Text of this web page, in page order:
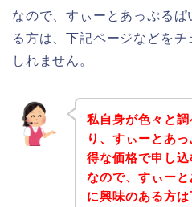
なので、すぃーとあっぷる
る方は、下記ページなどを
しれません。
私自身が色々と
り、すぃーとあ
得な価格で申し
なので、すぃー
に興味のある方